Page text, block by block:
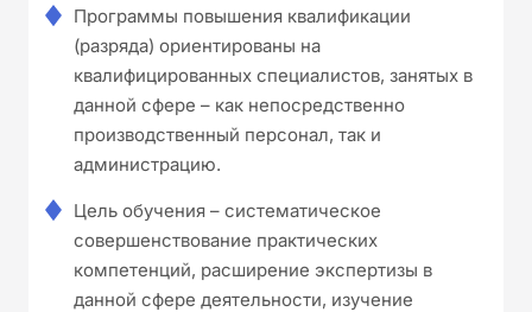
Программы повышения квалификации
(разряда) ориентированы на
квалифицированных специалистов, занятых в
данной сфере – как непосредственно
производственный персонал, так и
администрацию.
Цель обучения – систематическое
совершенствование практических
компетенций, расширение экспертизы в
данной сфере деятельности, изучение